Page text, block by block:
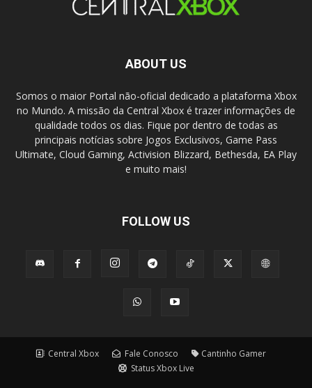
ABOUT US
Somos o maior Portal não-oficial dedicado a plataforma Xbox
no Mundo. A missão da Central Xbox é trazer informações de
qualidade todos os dias. Fique por dentro de todas as
principais notícias sobre Jogos Exclusivos, Game Pass
Ultimate, Cloud Gaming, Activision Blizzard, Bethesda, EA Play
e muito mais!
FOLLOW US
Central Xbox Fale Conosco
Cantinho Gamer
Status Xbox Live